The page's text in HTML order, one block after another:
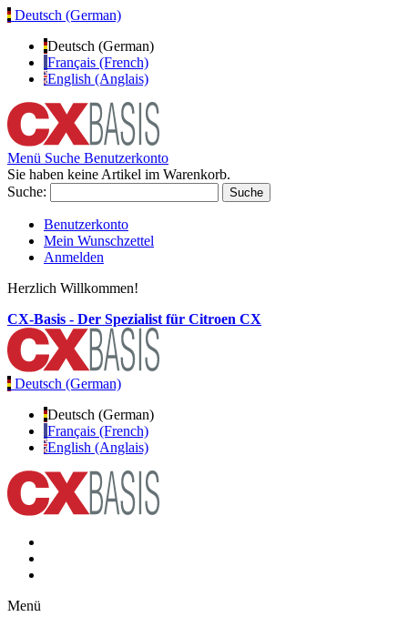
Deutsch (German)
Deutsch (German)
Français (French)
English (Anglais)
Menü Suche Benutzerkonto
Sie haben keine Artikel im Warenkorb.
Suche:
Suche
Benutzerkonto
Mein Wunschzettel
Anmelden
Herzlich Willkommen!
CX-Basis - Der Spezialist für Citroen CX
Deutsch (German)
Deutsch (German)
Français (French)
English (Anglais)
Menü